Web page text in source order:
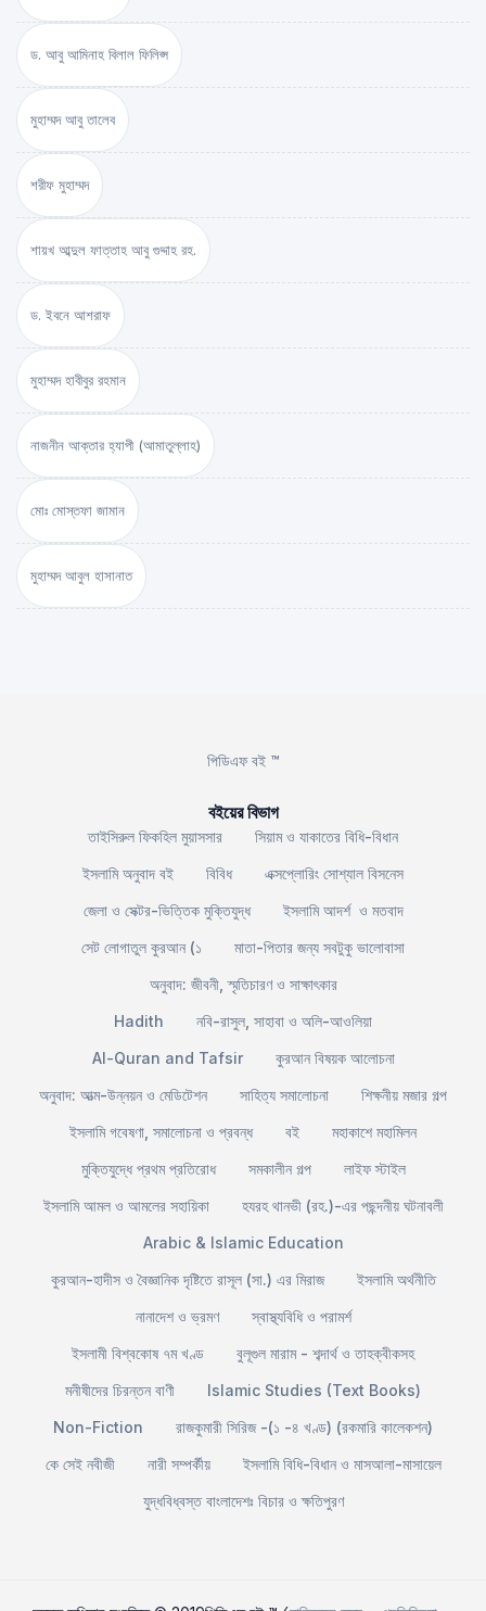
ড. আবু আমিনাহ বিলাল ফিলিপ্স
মুহাম্মদ আবু তালেব
শরীফ মুহাম্মদ
শায়খ আব্দুল ফাত্তাহ আবু গুদ্দাহ রহ.
ড. ইবনে আশরাফ
মুহাম্মদ হাবীবুর রহমান
নাজনীন আক্তার হ্যাপী (আমাতুল্লাহ)
মোঃ মোস্তফা জামান
মুহাম্মদ আবুল হাসানাত
পিডিএফ বই ™
বইয়ের বিভাগ
তাইসিরুল ফিকহিল মুয়াসসার
সিয়াম ও যাকাতের বিধি-বিধান
ইসলামি অনুবাদ বই
বিবিধ
এক্সপ্লোরিং সোশ্যাল বিসনেস
জেলা ও সেক্টর-ভিত্তিক মুক্তিযুদ্ধ
ইসলামি আদর্শ ও মতবাদ
সেট লোগাতুল কুরআন (১
মাতা-পিতার জন্য সবটুকু ভালোবাসা
অনুবাদ: জীবনী, স্মৃতিচারণ ও সাক্ষাৎকার
Hadith
নবি-রাসুল, সাহাবা ও অলি-আওলিয়া
Al-Quran and Tafsir
কুরআন বিষয়ক আলোচনা
অনুবাদ: আত্ম-উন্নয়ন ও মেডিটেশন
সাহিত্য সমালোচনা
শিক্ষনীয় মজার গল্প
ইসলামি গবেষণা, সমালোচনা ও প্রবন্ধ
বই
মহাকাশে মহামিলন
মুক্তিযুদ্ধে প্রথম প্রতিরোধ
সমকালীন গল্প
লাইফ স্টাইল
ইসলামি আমল ও আমলের সহায়িকা
হযরহ থানভী (রহ.)-এর পছন্দনীয় ঘটনাবলী
Arabic & Islamic Education
কুরআন-হাদীস ও বৈজ্ঞানিক দৃষ্টিতে রাসূল (সা.) এর মিরাজ
ইসলামি অর্থনীতি
নানাদেশ ও ভ্রমণ
স্বাস্থ্যবিধি ও পরামর্শ
ইসলামী বিশ্বকোষ ৭ম খণ্ড
বুলূগুল মারাম - শব্দার্থ ও তাহক্বীকসহ
মনীষীদের চিরন্তন বাণী
Islamic Studies (Text Books)
Non-Fiction
রাজকুমারী সিরিজ -(১ -৪ খণ্ড) (রকমারি কালেকশন)
কে সেই নবীজী
নারী সম্পর্কীয়
ইসলামি বিধি-বিধান ও মাসআলা-মাসায়েল
যুদ্ধবিধ্বস্ত বাংলাদেশঃ বিচার ও ক্ষতিপুরণ